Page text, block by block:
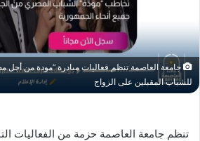
جامعة العاصمة تنظم فعاليات مبادرة “مودة من أجل
للشباب المقبلين على الزواج
تنظم جامعة العاصمة حزمة من الفعاليات